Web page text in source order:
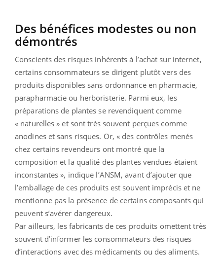
Des bénéfices modestes ou non
démontrés
Conscients des risques inhérents à l’achat sur internet,
certains consommateurs se dirigent plutôt vers des
produits disponibles sans ordonnance en pharmacie,
parapharmacie ou herboristerie. Parmi eux, les
préparations de plantes se revendiquent comme
« naturelles » et sont très souvent perçues comme
anodines et sans risques. Or, « des contrôles menés
chez certains revendeurs ont montré que la
composition et la qualité des plantes vendues étaient
inconstantes », indique l’ANSM, avant d’ajouter que
l’emballage de ces produits est souvent imprécis et ne
mentionne pas la présence de certains composants qui
peuvent s’avérer dangereux.
Par ailleurs, les fabricants de ces produits omettent très
souvent d’informer les consommateurs des risques
d’interactions avec des médicaments ou des aliments.